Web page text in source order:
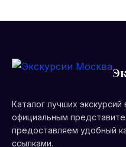
Каталог лучших
официальным
предоставляем удобный
ссылками.